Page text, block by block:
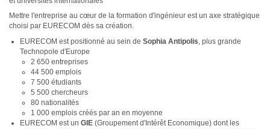
Mettre l'entreprise au cœur de la formation d'ingénieur est un axe stratégique
choisi par EURECOM dès sa création.
EURECOM est positionné au sein de Sophia Antipolis, plus grande
Technopole d'Europe
2 650 entreprises
44 500 emplois
7 500 étudiants
5 500 chercheurs
80 nationalités
1 000 emplois créés par an en moyenne
EURECOM est un GIE (Groupement d'Intérêt Economique) dont les